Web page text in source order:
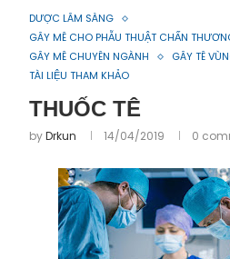
DƯỢC LÂM SÀNG
GÂY MÊ CHO PHẪU THUẬT CHẤN
GÂY MÊ CHUYÊN NGÀNH
GÂY TÊ
TÀI LIỆU THAM KHẢO
THUỐC TÊ
byDrkun 14/04/2019 0